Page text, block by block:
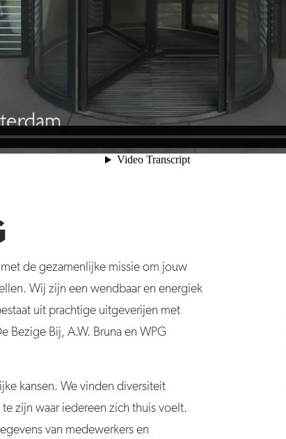
de gezamenlijke missie om jouw
Wij zijn een wendbaar en energiek
uit prachtige uitgeverijen met
Bezige Bij, A.W. Bruna en WPG
kansen. We vinden diversiteit
zijn waar iedereen zich thuis voelt.
van medewerkers en